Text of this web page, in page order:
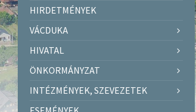
HIRDETMÉNYEK
VÁCDUKA
HIVATAL
ÖNKORMÁNYZAT
INTÉZMÉNYEK, SZEVEZETEK